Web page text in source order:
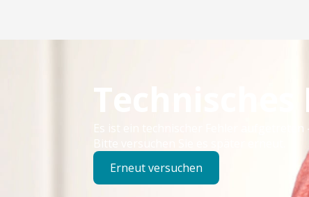
Es ist ein technischer Fehler
Bitte versuchen Sie es später erneut.
Erneut versuchen